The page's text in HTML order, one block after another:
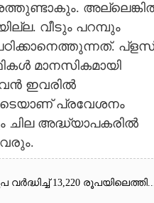
വീടും പറമ്പും
പ്ളസ്
മാനസികമായി
ഇവരിൽ
പ്രവേശനം
ചില അദ്ധ്യാപകരിൽ
13,220